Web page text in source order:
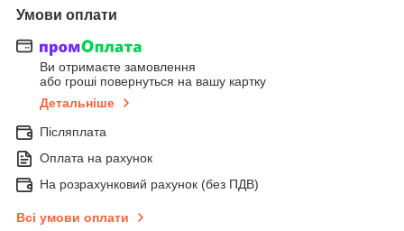
Умови оплати
Ви отримаєте замовлення
або гроші повернуться на вашу картку
Детальніше
Післяплата
Оплата на рахунок
На розрахунковий рахунок (без ПДВ)
Всі умови оплати